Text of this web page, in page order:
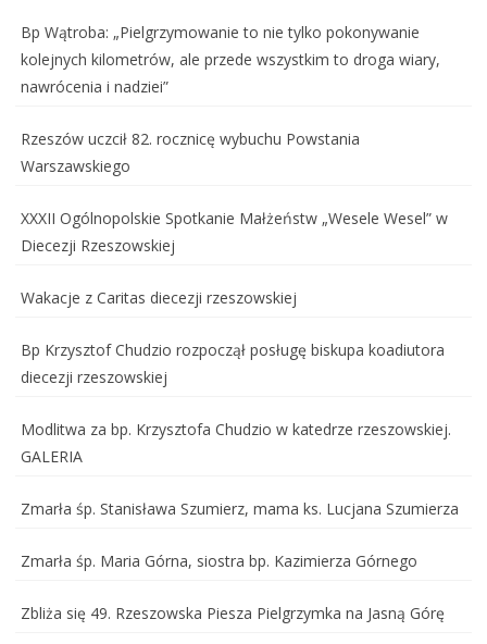
Bp Wątroba: „Pielgrzymowanie to nie tylko pokonywanie
kolejnych kilometrów, ale przede wszystkim to droga wiary,
nawrócenia i nadziei”
Rzeszów uczcił 82. rocznicę wybuchu Powstania
Warszawskiego
XXXII Ogólnopolskie Spotkanie Małżeństw „Wesele Wesel” w
Diecezji Rzeszowskiej
Wakacje z Caritas diecezji rzeszowskiej
Bp Krzysztof Chudzio rozpoczął posługę biskupa koadiutora
diecezji rzeszowskiej
Modlitwa za bp. Krzysztofa Chudzio w katedrze rzeszowskiej.
GALERIA
Zmarła śp. Stanisława Szumierz, mama ks. Lucjana Szumierza
Zmarła śp. Maria Górna, siostra bp. Kazimierza Górnego
Zbliża się 49. Rzeszowska Piesza Pielgrzymka na Jasną Górę